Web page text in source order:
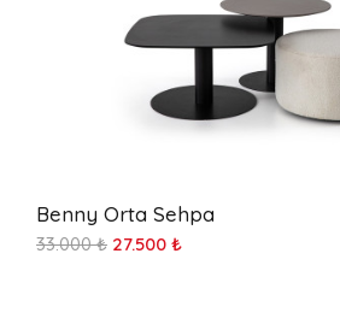
Benny Orta Sehpa
33.000 ₺ 27.500 ₺